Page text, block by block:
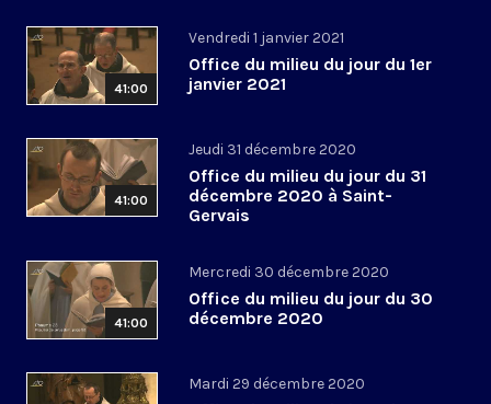
41:00
Vendredi 1 janvier 2021
Office du milieu du jour du 1er
janvier 2021
41:00
Jeudi 31 décembre 2020
Office du milieu du jour du 31
décembre 2020 à Saint-
Gervais
41:00
Mercredi 30 décembre 2020
Office du milieu du jour du 30
décembre 2020
Mardi 29 décembre 2020